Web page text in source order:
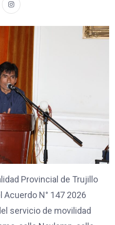
Provincial de Trujillo
N° 147 2026
servicio de movilidad